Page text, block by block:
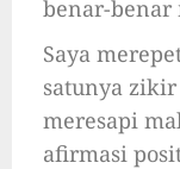
benar-
Saya
satunya zikir
meresapi
afirmasi